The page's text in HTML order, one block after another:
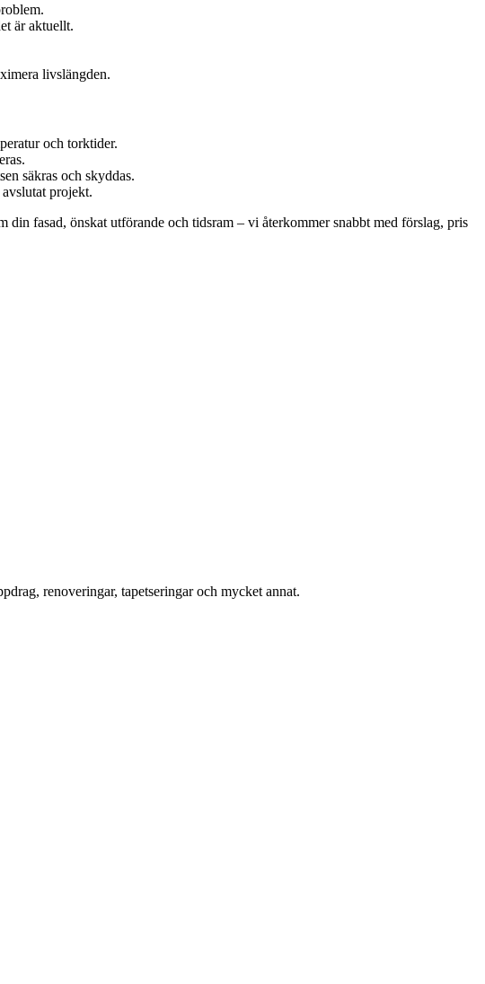
är aktuellt.
livslängden.
och torktider.
säkras och skyddas.
projekt.
fasad, önskat utförande och tidsram – vi återkommer snabbt med förslag, pris
renoveringar, tapetseringar och mycket annat.